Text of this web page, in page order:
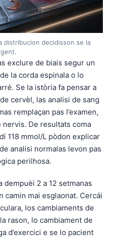
distribucion decidisson se la
exclure de biais segur un
la corda espinala o lo
Se la istòria fa pensar a
cervèl, las analisi de sang
remplaçan pas l’examen,
nervis. De resultats coma
118 mmol/L pòdon explicar
analisi normalas levon pas
perilhosa.
2 a 12 setmanas
camin mai esglaonat. Cercái
los cambiaments de
rason, lo cambiament de
d’exercici e se lo pacient